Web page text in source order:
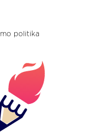
politika